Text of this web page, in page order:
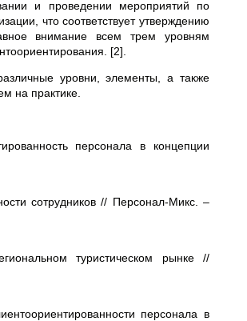
и проведении мероприятий по
что соответствует утверждению
внимание всем трем уровням
[2].
уровни, элементы, а также
на практике.
персонала в концепции
сотрудников // Персонал-Микс. –
туристическом рынке //
персонала в